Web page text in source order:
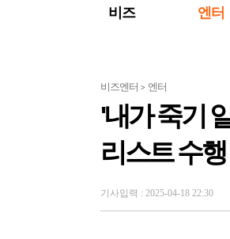
비즈 엔터
비즈엔터 > 엔터
'내가 죽기
리스트 수행
기사입력 : 2025-04-18 22:30